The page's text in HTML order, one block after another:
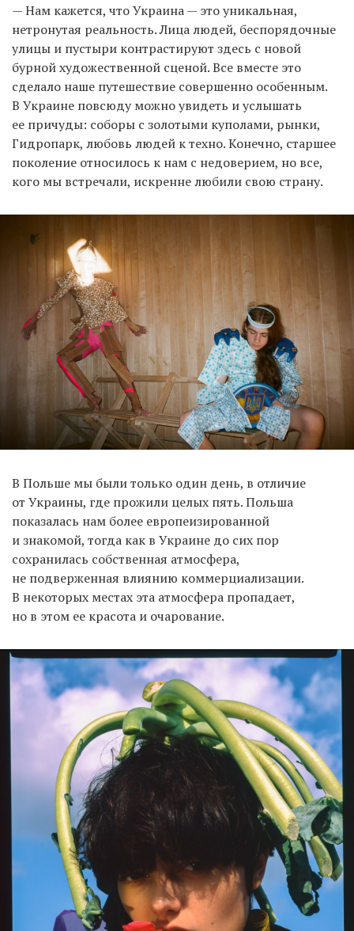
— Нам кажется, что Украина — это уникальная,
нетронутая реальность. Лица людей, беспорядочные
улицы и пустыри контрастируют здесь с новой
бурной художественной сценой. Все вместе это
сделало наше путешествие совершенно особенным.
В Украине повсюду можно увидеть и услышать
ее причуды: соборы с золотыми куполами, рынки,
Гидропарк, любовь людей к техно. Конечно, старшее
поколение относилось к нам с недоверием, но все,
кого мы встречали, искренне любили свою страну.
В Польше мы были только один день, в отличие
от Украины, где прожили целых пять. Польша
показалась нам более европеизированной
и знакомой, тогда как в Украине до сих пор
сохранилась собственная атмосфера,
не подверженная влиянию коммерциализации.
В некоторых местах эта атмосфера пропадает,
но в этом ее красота и очарование.